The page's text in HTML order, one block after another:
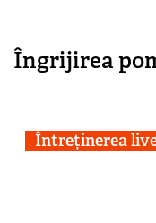
Îngrijirea
Întreținerea